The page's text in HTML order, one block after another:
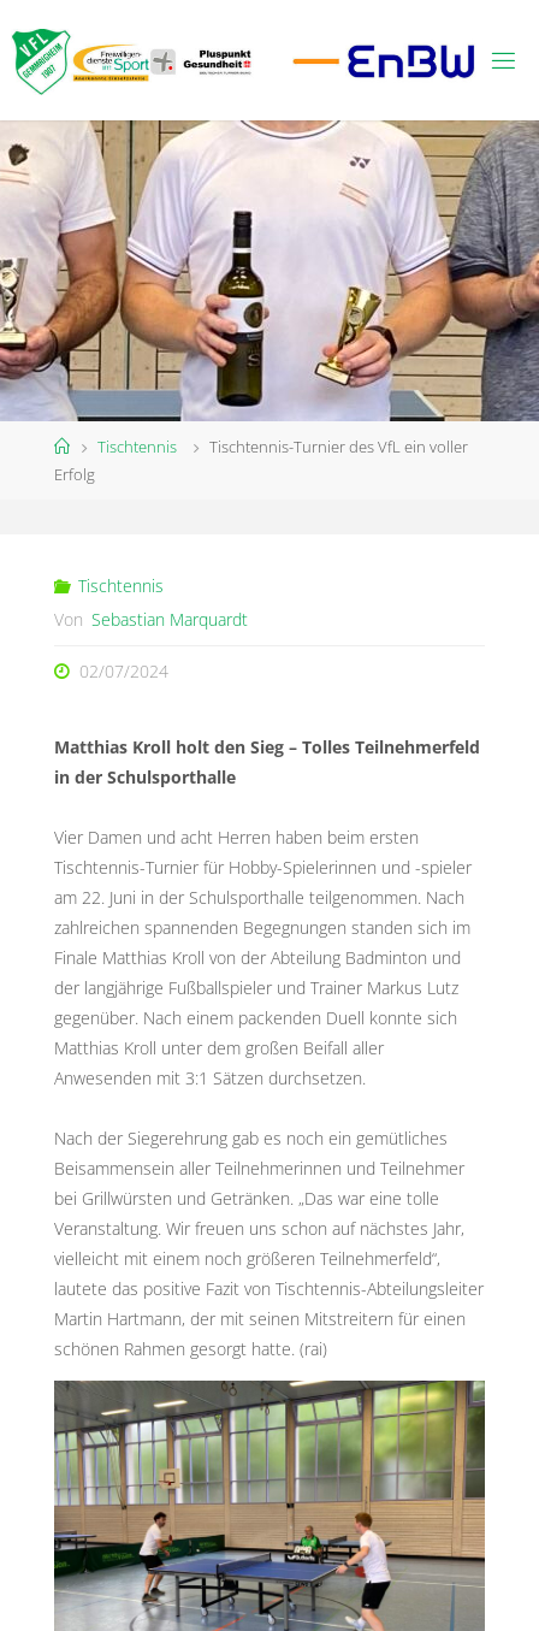
Inhalt
springen
StartTischtennis
Tischtennis-Turnier des VfL ein voller
Erfolg
Tischtennis
Von Sebastian Marquardt
02/07/2024
Matthias Kroll holt den Sieg – Tolles Teilnehmerfeld
in der Schulsporthalle
Vier Damen und acht Herren haben beim ersten
Tischtennis-Turnier für Hobby-Spielerinnen und -spieler
am 22. Juni in der Schulsporthalle teilgenommen. Nach
zahlreichen spannenden Begegnungen standen sich im
Finale Matthias Kroll von der Abteilung Badminton und
der langjährige Fußballspieler und Trainer Markus Lutz
gegenüber. Nach einem packenden Duell konnte sich
Matthias Kroll unter dem großen Beifall aller
Anwesenden mit 3:1 Sätzen durchsetzen.
Nach der Siegerehrung gab es noch ein gemütliches
Beisammensein aller Teilnehmerinnen und Teilnehmer
bei Grillwürsten und Getränken. „Das war eine tolle
Veranstaltung. Wir freuen uns schon auf nächstes Jahr,
vielleicht mit einem noch größeren Teilnehmerfeld“,
lautete das positive Fazit von Tischtennis-Abteilungsleiter
Martin Hartmann, der mit seinen Mitstreitern für einen
schönen Rahmen gesorgt hatte. (rai)